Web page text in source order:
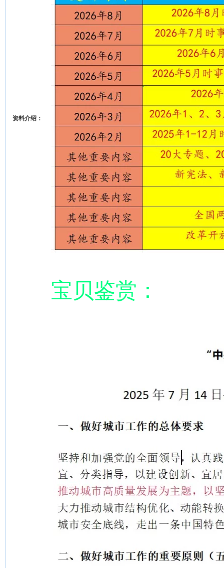
资料介绍：
宝贝鉴赏：